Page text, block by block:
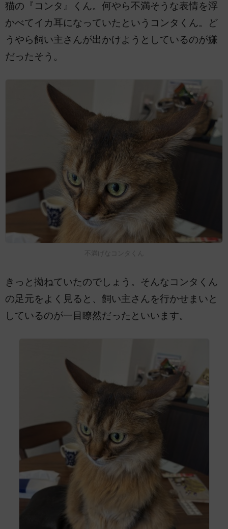
猫の『コンタ』くん。何やら不満そうな表情を浮
かべてイカ耳になっていたというコンタくん。ど
うやら飼い主さんが出かけようとしているのが嫌
だったそう。
不満げなコンタくん
きっと拗ねていたのでしょう。そんなコンタくん
の足元をよく見ると、飼い主さんを行かせまいと
しているのが一目瞭然だったといいます。